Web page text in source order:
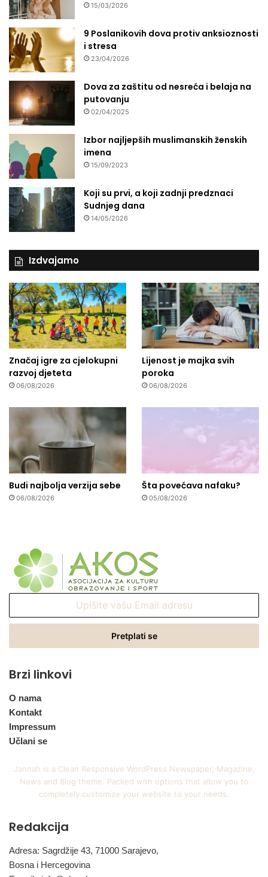
15/03/2026
9 Poslanikovih dova protiv anksioznosti
i stresa
23/04/2026
Dova za zaštitu od nesreća i belaja na
putovanju
02/04/2025
Izbor najljepših muslimanskih ženskih
imena
15/09/2023
Koji su prvi, a koji zadnji predznaci
Sudnjeg dana
14/05/2026
Izdvajamo
Značaj igre za cjelokupni
razvoj djeteta
06/08/2026
Lijenost je majka svih
poroka
06/08/2026
Budi najbolja verzija sebe
06/08/2026
Šta povećava nafaku?
05/08/2026
Email
Brzi linkovi
O nama
Kontakt
Impressum
Učlani se
Jannah is a Clean Responsive WordPress Newspaper, Magazine,
News and Blog theme. Packed with options that allow you to
completely customize your website to your needs.
Redakcija
Adresa: Sagrdžije 43, 71000 Sarajevo,
Bosna i Hercegovina